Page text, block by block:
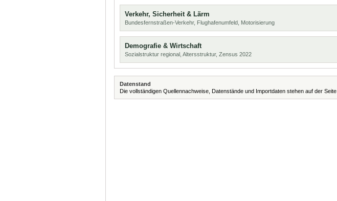
Verkehr, Sicherheit & Lärm
Bundesfernstraßen-Verkehr, Flughafenumfeld, Motorisierung
Demografie & Wirtschaft
Sozialstruktur regional, Altersstruktur, Zensus 2022
Datenstand
Die vollständigen Quellennachweise, Datenstände und Importdaten stehen auf der Seite